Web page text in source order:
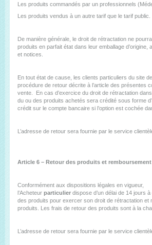
Les produits commandés par un professionnels
Les produits vendus à un autre tarif que le tarif public.
De manière générale, le droit de rétractation ne pourra
produits en parfait état dans leur emballage
et notices.
En tout état de cause, les clients particuliers du site
procédure de retour décrite à l’article des présentes
vente. En cas d’exercice du droit de rétractation
du ou des produits achetés sera crédité sous forme
crédit sur le compte bancaire si l’option est cochée
L’adresse de retour sera fournie par le service
Article 6 – Retour des produits et remboursement
Conformément aux dispositions légales en vigueur,
l’Acheteur particulier dispose d’un délai de 14 jours
des produits pour exercer son droit de rétractation et
produits. Les frais de retour des produits sont à la
L’adresse de retour sera fournie par le service